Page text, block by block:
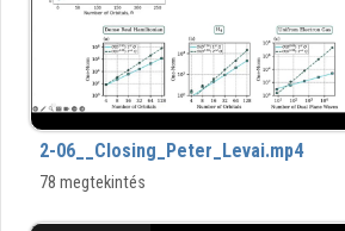
Intézmények
Közreműködők
2-06__Closing_Peter_Levai.mp4
78 megtekintés